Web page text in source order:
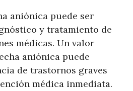
aniónica puede ser
y tratamiento de
médicas. Un valor
aniónica puede
de trastornos graves
médica inmediata.